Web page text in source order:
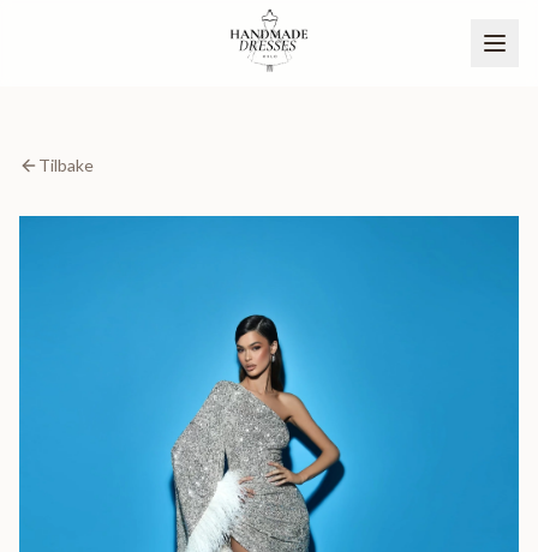
Tilbake